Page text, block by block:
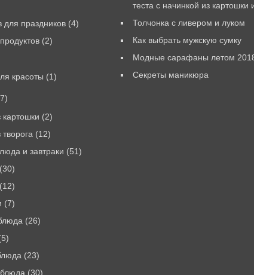
для праздников(4)
(2)
красоты (1)
(2)
(12)
и завтраки (51)
(30)
(12)
(7)
(26)
(23)
(30)
теста с начинкой из картошки
Толчонка с ливером и луком
Как выбрать мужскую сумку
Модные сарафаны летом
Секреты маникюра